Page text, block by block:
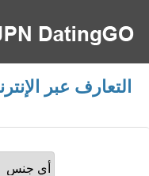
التعارف عبر